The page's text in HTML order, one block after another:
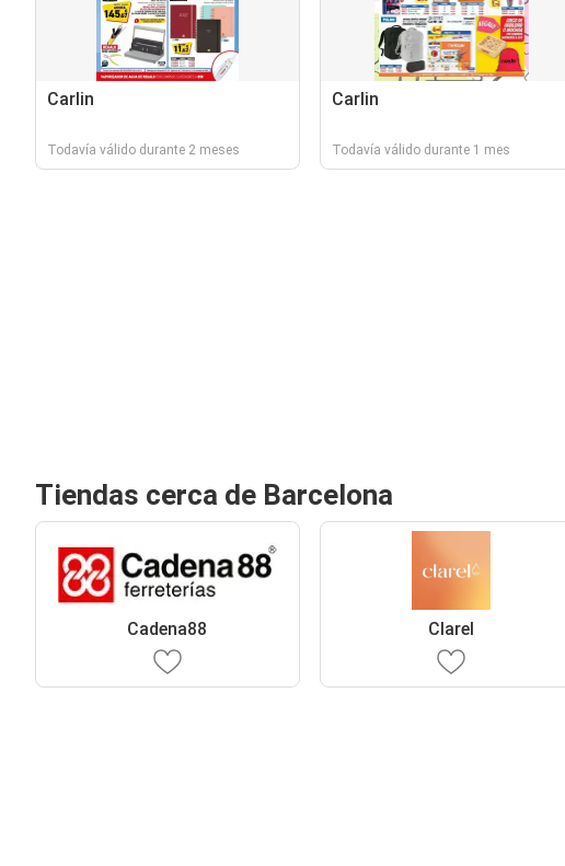
Carlin
Todavía válido durante 2 meses
Carlin
Todavía válido durante 1 mes
Tiendas cerca de Barcelona
Cadena88 Clarel